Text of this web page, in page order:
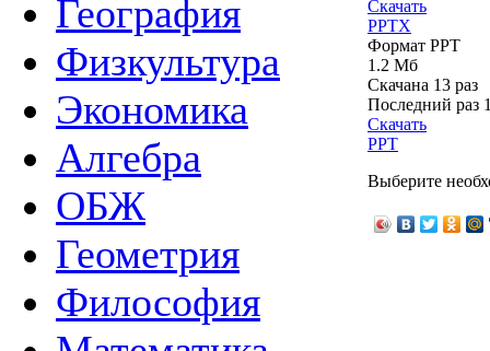
География
Физкультура
Экономика
Алгебра
ОБЖ
Геометрия
Философия
Скачать
PPTX
Формат PPT
1.2 Мб
Скачана 13 раз
Последний раз
Скачать
PPT
Выберите